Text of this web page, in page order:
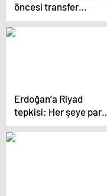
öncesi transfer
çalışmalarını
sürdürüyor
Erdoğan’a Riyad
tepkisi: Her şeye para
olarak bakıyor